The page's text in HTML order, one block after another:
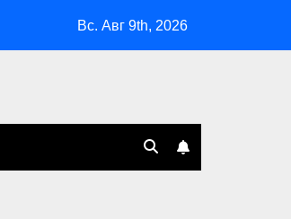
вновь горят НПЗ
Вс. Авг 9th, 2026